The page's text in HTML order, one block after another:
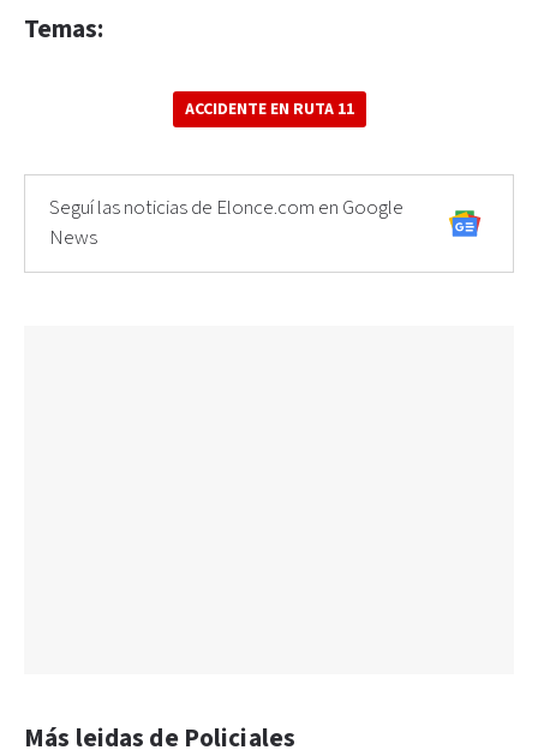
Temas:
ACCIDENTE EN RUTA 11
Seguí las noticias de Elonce.com en Google
News
Más leidas de Policiales